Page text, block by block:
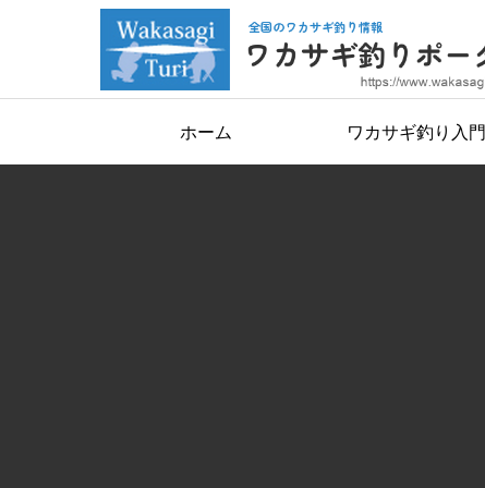
ホーム ワカサギ釣り入門